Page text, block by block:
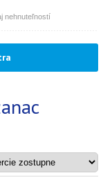
nehnuteľností